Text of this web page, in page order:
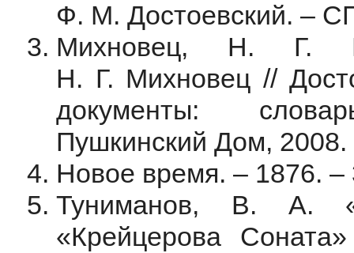
Ф. М. Достоевский. –
Михновец, Н. Г.
Н. Г. Михновец //
документы:
Пушкинский Дом,
Новое время. – 1876.
Туниманов, В. А.
«Крейцерова